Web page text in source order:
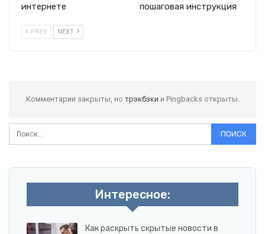
интернете
пошаговая инструкция
PREV NEXT
Комментарии закрыты, но трэкбэки и Pingbacks открыты.
Интересное:
Как раскрыть скрытые новости в